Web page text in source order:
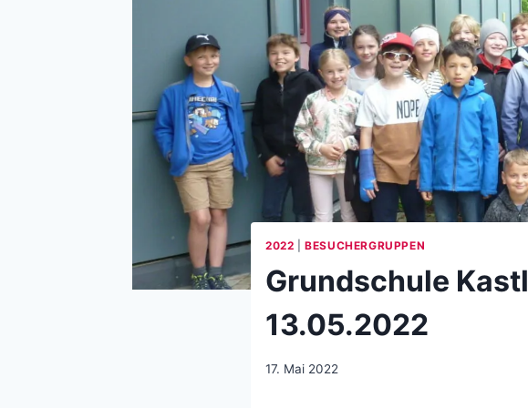
2022 |BESUCHERGRUPPEN
Grundschule Kastl
13.05.2022
17. Mai 2022